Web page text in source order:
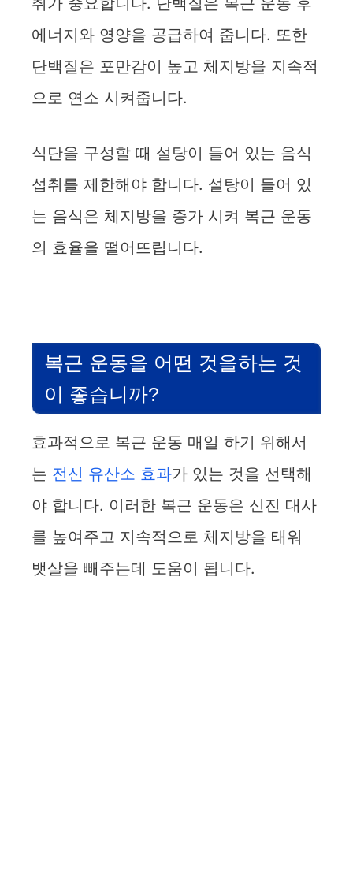
에너지와 영양을 공급하여 줍니다. 또한
단백질은 포만감이 높고 체지방을 지속적
으로 연소 시켜줍니다.
식단을 구성할 때 설탕이 들어 있는 음식
섭취를 제한해야 합니다. 설탕이 들어 있
는 음식은 체지방을 증가 시켜 복근 운동
의 효율을 떨어뜨립니다.
복근 운동을 어떤 것을하는 것
이 좋습니까?
효과적으로 복근 운동 매일 하기 위해서
는 전신 유산소 효과가 있는 것을 선택해
야 합니다. 이러한 복근 운동은 신진 대사
를 높여주고 지속적으로 체지방을 태워
뱃살을 빼주는데 도움이 됩니다.